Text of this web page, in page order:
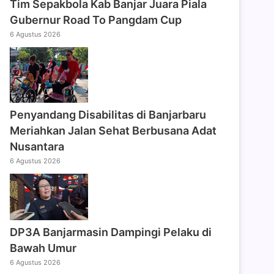
Tim Sepakbola Kab Banjar Juara Piala
Gubernur Road To Pangdam Cup
6 Agustus 2026
Penyandang Disabilitas di Banjarbaru
Meriahkan Jalan Sehat Berbusana Adat
Nusantara
6 Agustus 2026
DP3A Banjarmasin Dampingi Pelaku di
Bawah Umur
6 Agustus 2026